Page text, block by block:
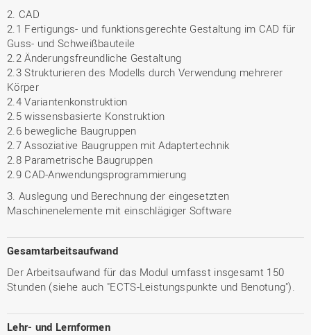
2. CAD
2.1 Fertigungs- und funktionsgerechte Gestaltung im CAD für
Guss- und Schweißbauteile
2.2 Änderungsfreundliche Gestaltung
2.3 Strukturieren des Modells durch Verwendung mehrerer
Körper
2.4 Variantenkonstruktion
2.5 wissensbasierte Konstruktion
2.6 bewegliche Baugruppen
2.7 Assoziative Baugruppen mit Adaptertechnik
2.8 Parametrische Baugruppen
2.9 CAD-Anwendungsprogrammierung
3. Auslegung und Berechnung der eingesetzten
Maschinenelemente mit einschlägiger Software
Gesamtarbeitsaufwand
Der Arbeitsaufwand für das Modul umfasst insgesamt 150
Stunden (siehe auch "ECTS-Leistungspunkte und Benotung").
Lehr- und Lernformen